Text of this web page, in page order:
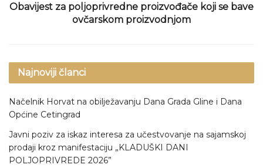
Obavijest za poljoprivredne proizvođače koji se bave
ovčarskom proizvodnjom
Najnoviji članci
Načelnik Horvat na obilježavanju Dana Grada Gline i Dana
Općine Cetingrad
Javni poziv za iskaz interesa za učestvovanje na sajamskoj
prodaji kroz manifestaciju „KLADUŠKI DANI
POLJOPRIVREDE 2026”